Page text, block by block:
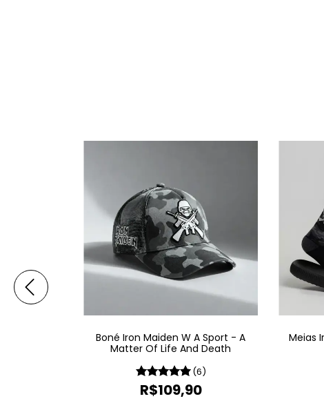
Boné Iron Maiden W A Sport - A
Matter Of Life And Death
(6)
R$109,90
Meias